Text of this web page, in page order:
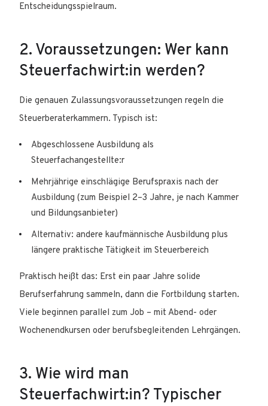
Entscheidungsspielraum.
2. Voraussetzungen: Wer kann
Steuerfachwirt:in werden?
Die genauen Zulassungsvoraussetzungen regeln die
Steuerberaterkammern. Typisch ist:
Abgeschlossene Ausbildung als
Steuerfachangestellte:r
Mehrjährige einschlägige Berufspraxis nach der
Ausbildung (zum Beispiel 2–3 Jahre, je nach Kammer
und Bildungsanbieter)
Alternativ: andere kaufmännische Ausbildung plus
längere praktische Tätigkeit im Steuerbereich
Praktisch heißt das: Erst ein paar Jahre solide
Berufserfahrung sammeln, dann die Fortbildung starten.
Viele beginnen parallel zum Job – mit Abend- oder
Wochenendkursen oder berufsbegleitenden Lehrgängen.
3. Wie wird man
Steuerfachwirt:in? Typischer